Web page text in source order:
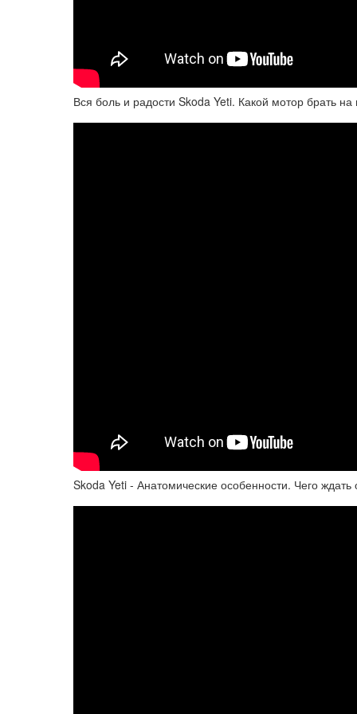
Вся боль и радости Skoda Yeti. Какой мотор брать на
Skoda Yeti - Анатомические особенности. Чего ждать